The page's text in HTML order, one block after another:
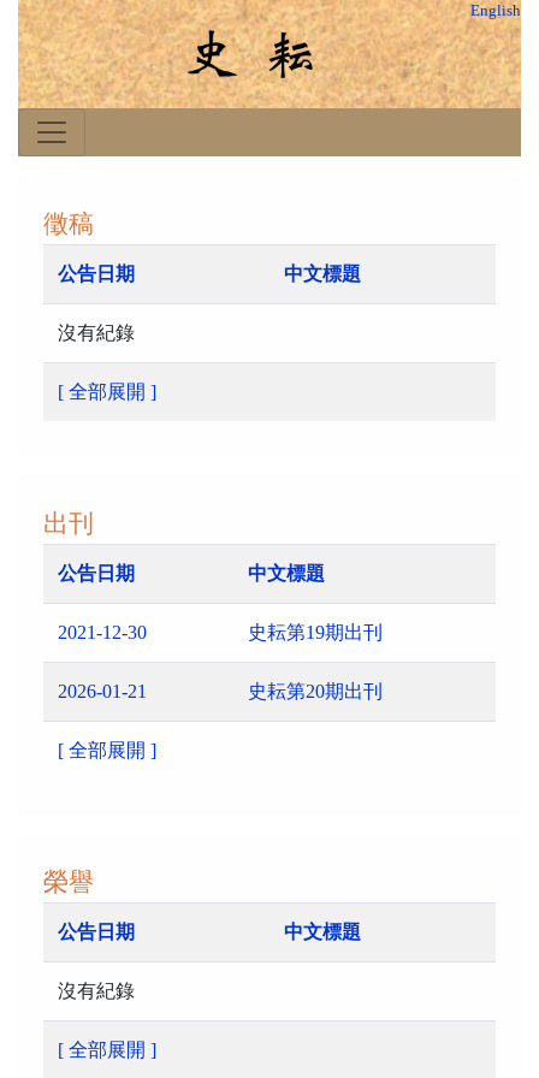
English
徵稿
公告日期 中文標題
沒有紀錄
[ 全部展開 ]
出刊
公告日期 中文標題
2021-12-30 史耘第19期出刊
2026-01-21 史耘第20期出刊
[ 全部展開 ]
榮譽
公告日期 中文標題
沒有紀錄
[ 全部展開 ]